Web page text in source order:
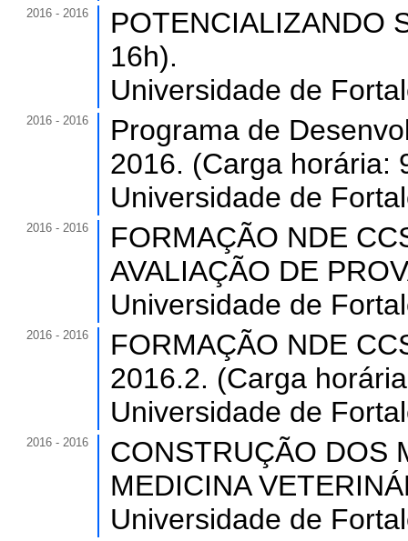
2016 - 2016
POTENCIALIZANDO
16h).
Universidade de
2016 - 2016
Programa de
2016. (Carga horária:
Universidade de
2016 - 2016
FORMAÇÃO NDE
AVALIAÇÃO DE
Universidade de
2016 - 2016
FORMAÇÃO NDE
2016.2. (Carga
Universidade de
2016 - 2016
CONSTRUÇÃO DOS
MEDICINA
Universidade de